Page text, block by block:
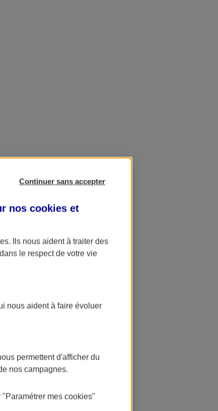
AXA Banque
Continuer sans accepter
nos cookies et
. Ils nous aident à traiter des
le respect de votre vie
nous aident à faire évoluer
permettent d'afficher du
nos campagnes.
"Paramétrer mes cookies"